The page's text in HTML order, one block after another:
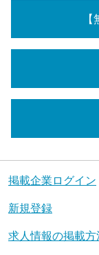
掲載企業ログイン
新規登録
求人情報の掲載方